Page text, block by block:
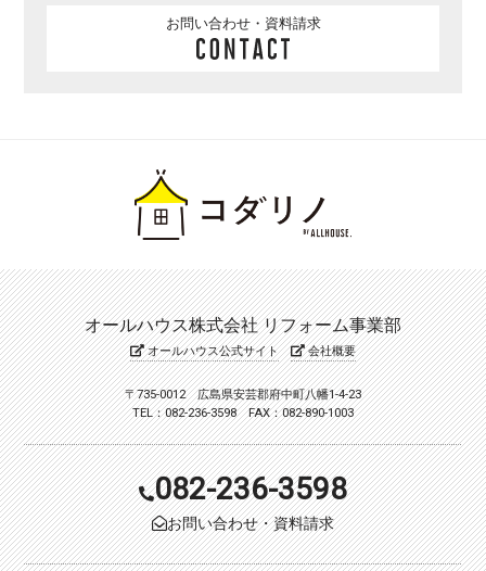
お問い合わせ・資料請求
オールハウス株式会社 リフォーム事業部
オールハウス公式サイト 会社概要
〒735-0012 広島県安芸郡府中町八幡1-4-23
TEL：082-236-3598 FAX：082-890-1003
082-236-3598
お問い合わせ・資料請求